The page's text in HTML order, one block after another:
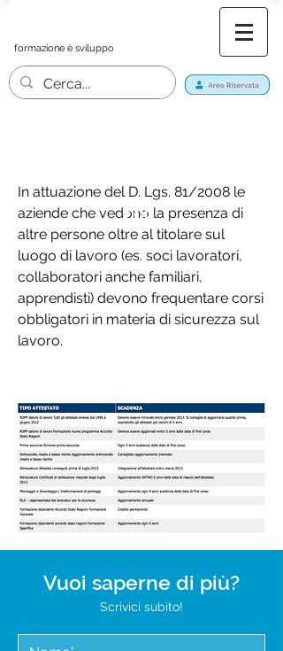
formazione è sviluppo
Tabella principali corsi
obbligatori in materia
di sicurezza e salute
nei luoghi di lavoro –
d.lgs. 81/08
In attuazione del D. Lgs. 81/2008 le
aziende che vedono la presenza di
altre persone oltre al titolare sul
luogo di lavoro (es. soci lavoratori,
collaboratori anche familiari,
apprendisti) devono frequentare corsi
obbligatori in materia di sicurezza sul
lavoro.
COD
Vuoi saperne di più?
Scrivici subito!